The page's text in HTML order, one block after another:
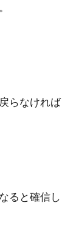
らなければ
ると確信し